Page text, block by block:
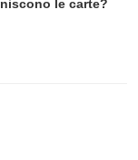
le carte?